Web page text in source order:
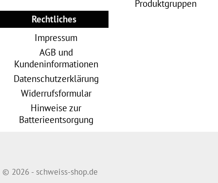
Produktgruppen
Rechtliches
Impressum
AGB und
Kundeninformationen
Datenschutzerklärung
Widerrufsformular
Hinweise zur
Batterieentsorgung
© 2026 - schweiss-shop.de